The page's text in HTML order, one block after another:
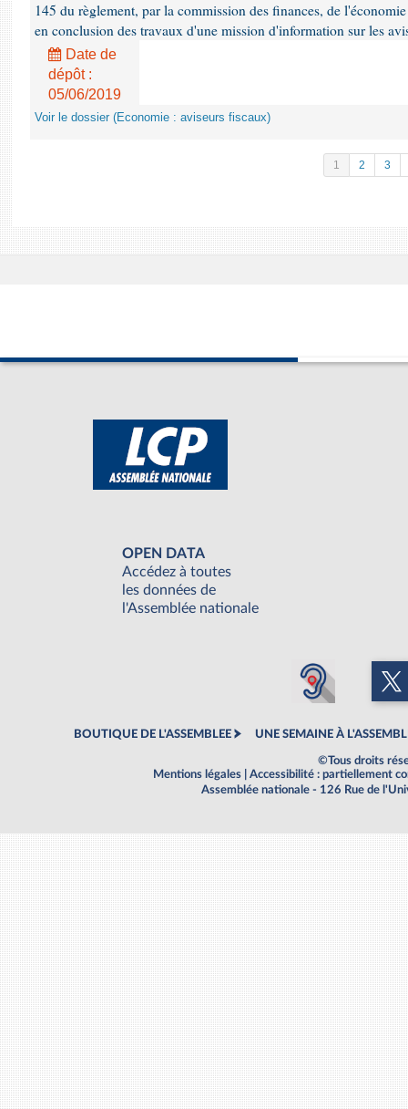
145 du règlement, par la commission des finances, de
en conclusion des travaux d'une mission d'information sur les
Date de
dépôt :
05/06/2019
Voir le dossier (Economie : aviseurs fiscaux)
1 2 3
OPEN DATA
Accédez à toutes
les données de
l'Assemblée nationale
BOUTIQUE DE L'ASSEMBLEE UNE SEMAINE À
©Tous droits
Mentions légales
Accessibilité : partiellement
Assemblée nationale - 126 Rue de